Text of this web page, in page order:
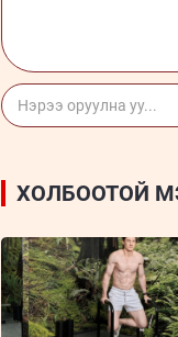
ХОЛБООТОЙ